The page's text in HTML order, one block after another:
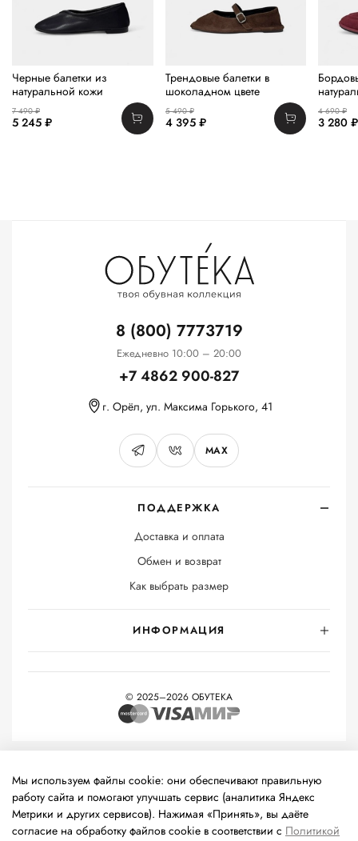
Черные балетки из
натуральной кожи
7 490 ₽
5 245 ₽
Трендовые балетки в
шоколадном цвете
5 490 ₽
4 395 ₽
4 690 ₽
3 280 ₽
ПОДДЕРЖКА
Доставка и оплата
Обмен и возврат
Как выбрать размер
ИНФОРМАЦИЯ
8 (800) 7773719
Ежедневно 10:00 – 20:00
+7 4862 900-827
г. Орёл, ул. Максима Горького, 41
MAX
© 2025–2026 ОБУТЕКА
технологии
(информационные технологии предоставления
информации на основе сбора, систематизации и анализа
сведений, относящихся к предпочтениям пользователей сети
«Интернет», находящихся на территории Российской
Мы используем файлы cookie: они обеспечивают правильную
работу сайта и помогают улучшать сервис (аналитика Яндекс
Метрики и других сервисов). Нажимая «Принять», вы даёте
согласие на обработку файлов cookie в соответствии с Политикой